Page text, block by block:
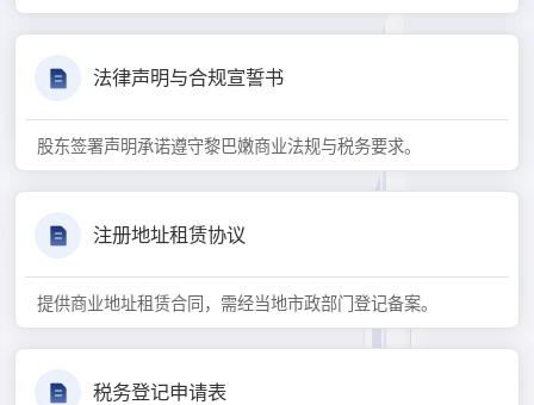
法律声明与合规宣誓书
股东签署声明承诺遵守黎巴嫩商业法规与税务要求。
注册地址租赁协议
提供商业地址租赁合同，需经当地市政部门登记备案。
税务登记申请表